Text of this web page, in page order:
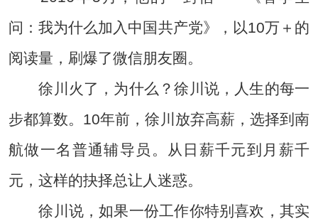
问：我为什么加入中国共产党》，以10万＋的
阅读量，刷爆了微信朋友圈。
徐川火了，为什么？徐川说，人生的每一
步都算数。10年前，徐川放弃高薪，选择到南
航做一名普通辅导员。从日薪千元到月薪千
元，这样的抉择总让人迷惑。
徐川说，如果一份工作你特别喜欢，其实